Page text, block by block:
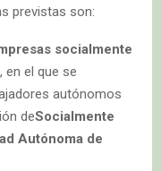
previstas son:
socialmente
en el que se
autónomos
deSocialmente
Autónoma de